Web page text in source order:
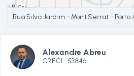
Rua Silva Jardim - Mont Serrat - Porto
Alexandre Abreu
CRECI -53846